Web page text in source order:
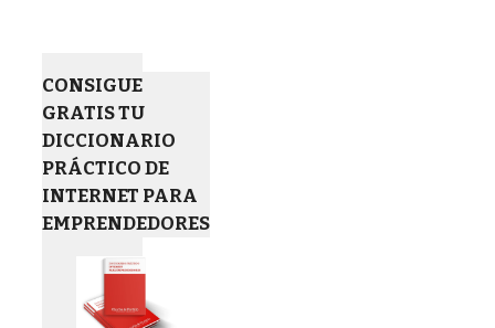
CONSIGUE
GRATIS TU
DICCIONARIO
PRÁCTICO DE
INTERNET PARA
EMPRENDEDORES